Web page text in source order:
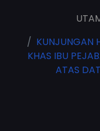
KUNJUNGAN
KHAS IBU
ATAS